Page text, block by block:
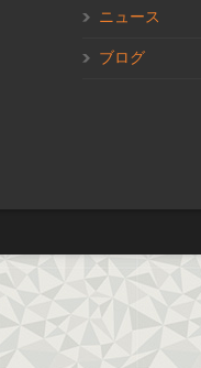
ニュース
ブログ